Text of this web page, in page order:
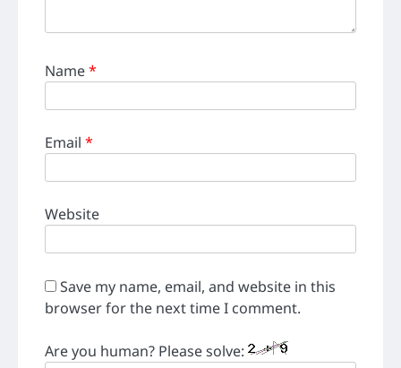
Name*
Email *
Website
Save my name, email, and website in this
browser for the next time I comment.
Are you human? Please solve: